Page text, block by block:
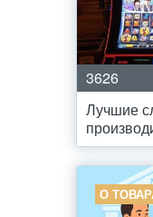
3626
Лучшие
О